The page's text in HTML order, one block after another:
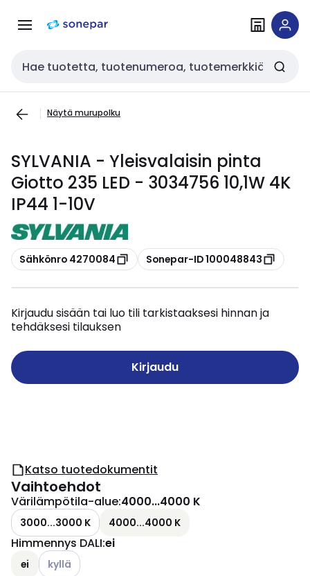
navigointiinsisältöön
Haku
Näytä murupolku
SYLVANIA - Yleisvalaisin pinta
Giotto 235 LED - 3034756 10,1W 4K
IP44 1-10V
Kopioi
Sähkönro 4270084 Kopioi
Sonepar-ID 100048843
Kirjaudu sisään tai luo tili tarkistaaksesi hinnan ja
tehdäksesi tilauksen
Kirjaudu
Katso tuotedokumentit
Vaihtoehdot
Värilämpötila-alue:4000...4000 K
3000...3000 K 4000...4000 K
Himmennys DALI:ei
ei Katso käytettävissä olevat vaihtoehdot
kyllä